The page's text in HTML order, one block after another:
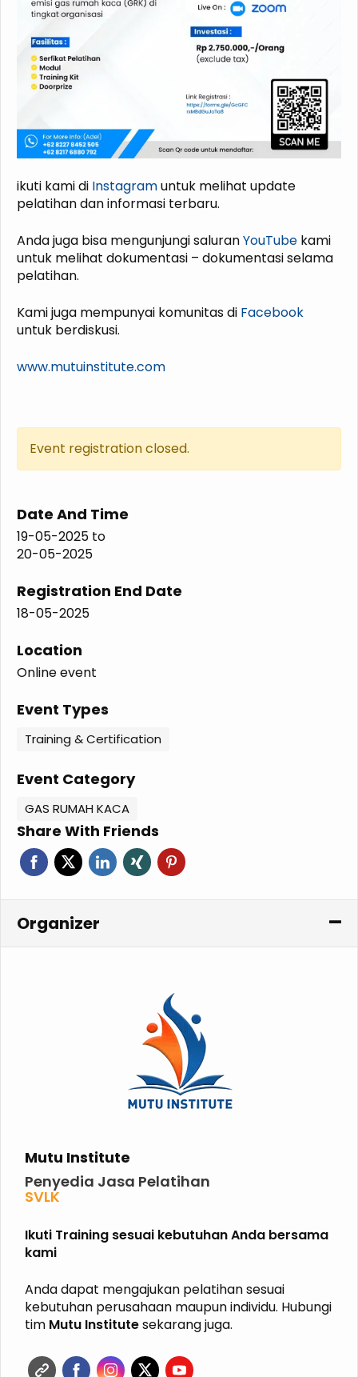
ikuti kami di Instagramuntuk melihat update
pelatihan dan informasi terbaru.
Anda juga bisa mengunjungi saluranYouTube kami
untuk melihat dokumentasi – dokumentasi selama
pelatihan.
Kami juga mempunyai komunitas di Facebook
untuk berdiskusi.
www.mutuinstitute.com
Event registration closed.
Date And Time
19-05-2025 to
20-05-2025
Registration End Date
18-05-2025
Location
Online event
Event Types
Training & Certification
Event Category
GAS RUMAH KACA
Share With Friends
Organizer
Mutu Institute
Penyedia Jasa Pelatihan
SVLK
P2K3
P3K
K3 KIMIA
ISO
HALAL
GRK
ISPO
Ikuti Training sesuai kebutuhan Anda bersama
kami
Anda dapat mengajukan pelatihan sesuai
kebutuhan perusahaan maupun individu. Hubungi
tim Mutu Institutesekarang juga.